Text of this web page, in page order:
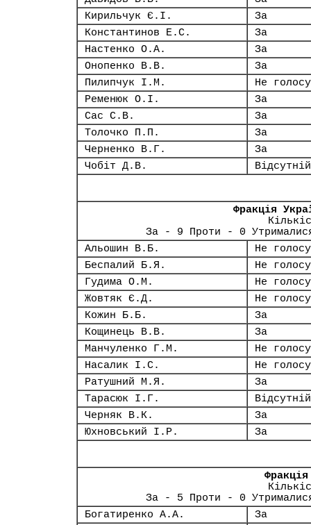
Кирильчук Є.І.
За
Константинов Е.С.
За
Настенко О.А.
За
Онопенко В.В.
За
Пилипчук І.М.
Не
Ременюк О.І.
За
Сас С.В.
За
Толочко П.П.
За
Черненко В.Г.
За
Чобіт Д.В.
Відсутній
Фракція
За - 9 Проти - 0
Альошин В.Б.
Не
Беспалий Б.Я.
Не
Гудима О.М.
Не
Жовтяк Є.Д.
Не
Кожин Б.Б.
За
Кощинець В.В.
За
Манчуленко Г.М.
Не
Насалик І.С.
Не
Ратушний М.Я.
За
Тарасюк І.Г.
Відсутній
Черняк В.К.
За
Юхновський І.Р.
За
За - 5 Проти - 0
Богатиренко А.А.
За